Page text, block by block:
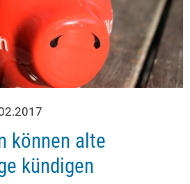
können alte
kündigen